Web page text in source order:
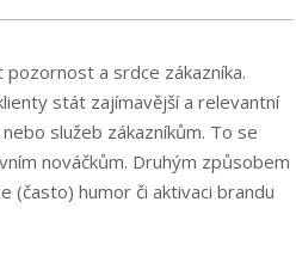
a srdce zákazníka.
stát zajímavější a relevantní
služeb zákazníkům. To se
nováčkům. Druhým způsobem
(často) humor či aktivaci brandu